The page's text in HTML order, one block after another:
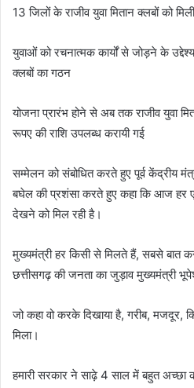
13 जिलों के राजीव युवा मितान क्लबों को
युवाओं को रचनात्मक कार्यों से जोड़ने के
क्लबों का गठन
योजना प्रारंभ होने से अब तक राजीव युवा
रूपए की राशि उपलब्ध करायी गई
सम्मेलन को संबोधित करते हुए पूर्व केंद्रीय
बघेल की प्रशंसा करते हुए कहा कि आज हर
देखने को मिल रही है।
मुख्यमंत्री हर किसी से मिलते हैं, सबसे बात
छत्तीसगढ़ की जनता का जुड़ाव मुख्यमंत्री
जो कहा वो करके दिखाया है, गरीब, मजदूर,
मिला।
हमारी सरकार ने साढ़े 4 साल में बहुत अच्छा